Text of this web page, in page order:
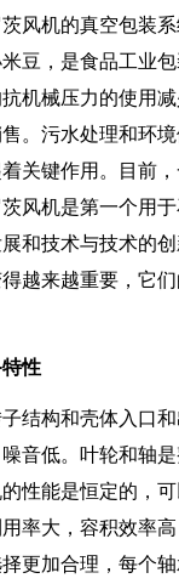
风机的真空包装
豆，是食品工业
机械压力的使用
。污水处理和环
关键作用。目前
风机是第一个用
和技术与技术的
越来越重要，它
性
结构和壳体入口
音低。叶轮和轴
性能是恒定的，
率大，容积效率
更加合理，每个